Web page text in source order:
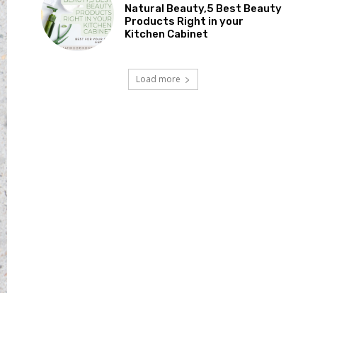
Natural Beauty,5 Best Beauty
Products Right in your
Kitchen Cabinet
Load more